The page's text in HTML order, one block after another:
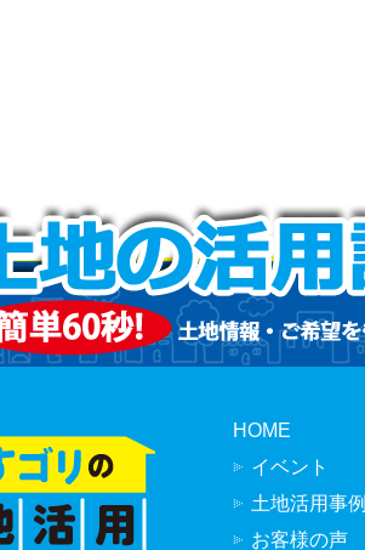
HOME
イベント
土地活用事例
お客様の声